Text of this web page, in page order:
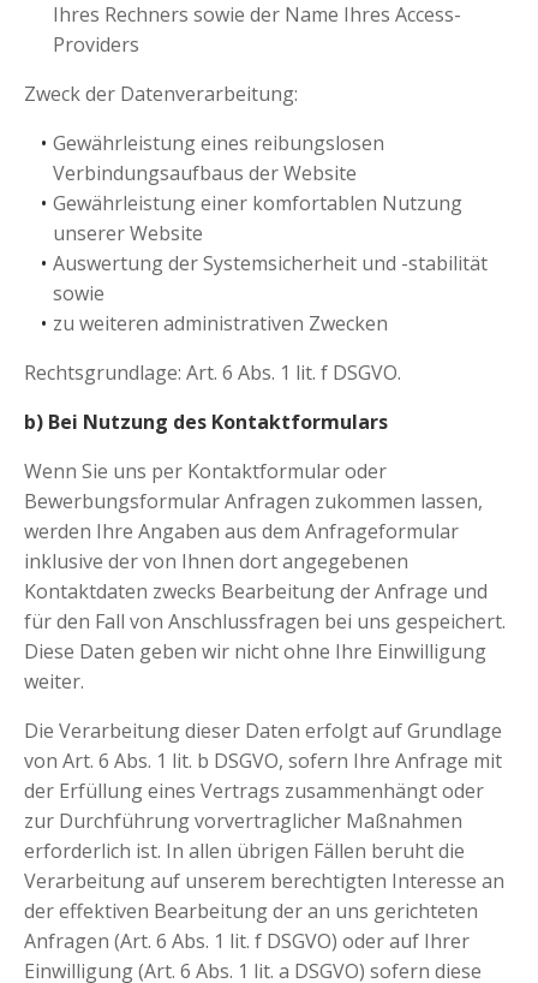
Ihres Rechners sowie der Name Ihres Access-
Providers
Zweck der Datenverarbeitung:
Gewährleistung eines reibungslosen
Verbindungsaufbaus der Website
Gewährleistung einer komfortablen Nutzung
unserer Website
Auswertung der Systemsicherheit und -stabilität
sowie
zu weiteren administrativen Zwecken
Rechtsgrundlage: Art. 6 Abs. 1 lit. f DSGVO.
b) Bei Nutzung des Kontaktformulars
Wenn Sie uns per Kontaktformular oder
Bewerbungsformular Anfragen zukommen lassen,
werden Ihre Angaben aus dem Anfrageformular
inklusive der von Ihnen dort angegebenen
Kontaktdaten zwecks Bearbeitung der Anfrage und
für den Fall von Anschlussfragen bei uns gespeichert.
Diese Daten geben wir nicht ohne Ihre Einwilligung
weiter.
Die Verarbeitung dieser Daten erfolgt auf Grundlage
von Art. 6 Abs. 1 lit. b DSGVO, sofern Ihre Anfrage mit
der Erfüllung eines Vertrags zusammenhängt oder
zur Durchführung vorvertraglicher Maßnahmen
erforderlich ist. In allen übrigen Fällen beruht die
Verarbeitung auf unserem berechtigten Interesse an
der effektiven Bearbeitung der an uns gerichteten
Anfragen (Art. 6 Abs. 1 lit. f DSGVO) oder auf Ihrer
Einwilligung (Art. 6 Abs. 1 lit. a DSGVO) sofern diese